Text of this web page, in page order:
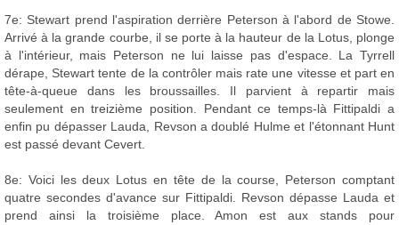
7e: Stewart prend l'aspiration derrière Peterson à l'abord de Stowe.
Arrivé à la grande courbe, il se porte à la hauteur de la Lotus, plonge
à l'intérieur, mais Peterson ne lui laisse pas d'espace. La Tyrrell
dérape, Stewart tente de la contrôler mais rate une vitesse et part en
tête-à-queue dans les broussailles. Il parvient à repartir mais
seulement en treizième position. Pendant ce temps-là Fittipaldi a
enfin pu dépasser Lauda, Revson a doublé Hulme et l'étonnant Hunt
est passé devant Cevert.
8e: Voici les deux Lotus en tête de la course, Peterson comptant
quatre secondes d'avance sur Fittipaldi. Revson dépasse Lauda et
prend ainsi la troisième place. Amon est aux stands pour